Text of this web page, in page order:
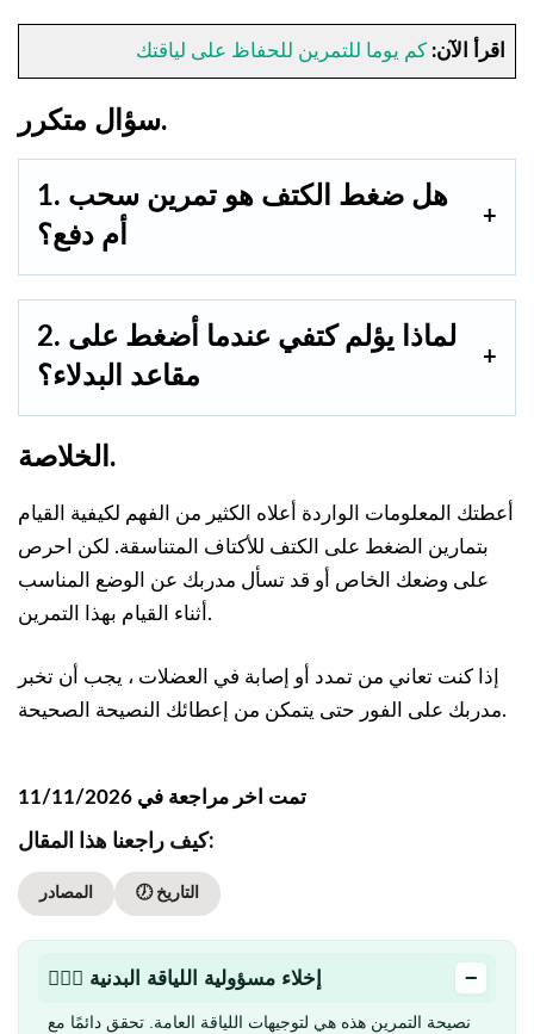
اقرأ الآن: كم يوما للتمرين للحفاظ على لياقتك
سؤال متكرر.
1. هل ضغط الكتف هو تمرين سحب
أم دفع؟
2. لماذا يؤلم كتفي عندما أضغط على
مقاعد البدلاء؟
الخلاصة.
أعطتك المعلومات الواردة أعلاه الكثير من الفهم لكيفية القيام
بتمارين الضغط على الكتف للأكتاف المتناسقة. لكن احرص
على وضعك الخاص أو قد تسأل مدربك عن الوضع المناسب
أثناء القيام بهذا التمرين.
إذا كنت تعاني من تمدد أو إصابة في العضلات ، يجب أن تخبر
مدربك على الفور حتى يتمكن من إعطائك النصيحة الصحيحة.
تمت اخر مراجعة في 11/11/2026
كيف راجعنا هذا المقال:
المصادر 🕖 التاريخ
🏋🏻‍♂️ إخلاء مسؤولية اللياقة البدنية −
نصيحة التمرين هذه هي لتوجيهات اللياقة العامة. تحقق دائمًا مع